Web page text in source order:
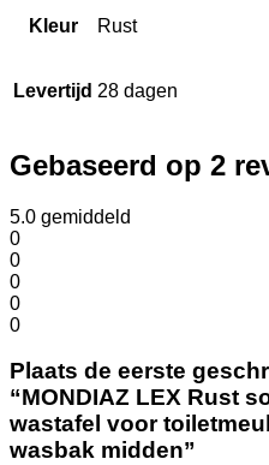
Kleur Rust
Levertijd 28 dagen
Gebaseerd op 2
5.0 gemiddeld
0
0
0
0
0
Plaats de eerste
“MONDIAZ LEX Rust
wastafel voor
wasbak midden”